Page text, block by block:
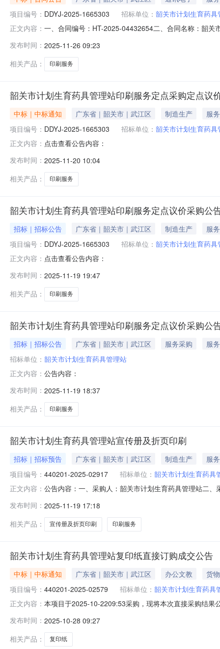
项目编号： DDYJ-2025-1665303 招标单位： 韶关市计划生育药具
正文内容： 一、合同编号：HT-2025-04432654二、合同名称：韶
（乙方）：韶关市品星印刷厂地址：韶关市武江区芙蓉
发布时间： 2025-11-26 09:23
相关产品：
印刷服务
韶关市计划生育药具管理站印刷服务定点采购定点议
中标｜中标通知 广东省｜韶关市｜武江区 制造生产
服务
项目编号： DDYJ-2025-1665303 招标单位： 韶关市计划生育药具
正文内容： 点击查看公告内容：
发布时间： 2025-11-20 10:04
相关产品：
印刷服务
韶关市计划生育药具管理站印刷服务定点议价采购公
招标｜招标公告 广东省｜韶关市｜武江区 制造生产
服务
项目编号： DDYJ-2025-1665303 招标单位： 韶关市计划生育药具
正文内容： 点击查看公告内容：
发布时间： 2025-11-19 19:47
相关产品：
印刷服务
韶关市计划生育药具管理站印刷服务定点议价采购公
招标｜招标公告 广东省｜韶关市｜武江区 服务采购
服务
招标单位： 韶关市计划生育药具管理站
正文内容： 公告内容：
发布时间： 2025-11-19 18:37
相关产品：
印刷服务
韶关市计划生育药具管理站宣传册及折页印刷
招标｜招标预告 广东省｜韶关市｜武江区 制造生产
服务
项目编号： 440201-2025-02917 招标单位： 韶关市计划生育药具
正文内容： 公告内容：一、采购人：韶关市计划生育药具管理站二
2025-11-1916:29:06
发布时间： 2025-11-19 17:18
相关产品：
宣传册及折页印刷 印刷服务
韶关市计划生育药具管理站复印纸直接订购成交公告
中标｜中标通知 广东省｜韶关市｜武江区 办公文教
货物
项目编号： 440201-2025-02579 招标单位： 韶关市计划生育药具
正文内容： 本项目于2025-10-2209:53采购，现将本次直接采购结
炮/TOPGUN,小钢炮/TOPGUN特级小钢炮A480g1包,特
发布时间： 2025-10-28 09:27
相关产品：
复印纸